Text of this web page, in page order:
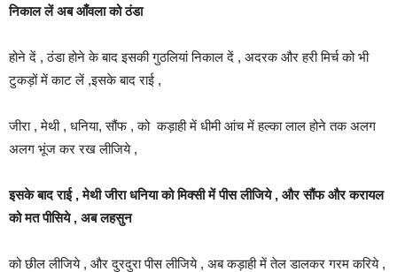
निकाल लें अब आँवला को ठंडा
होने दें , ठंडा होने के बाद इसकी गुठलियां निकाल दें , अदरक और हरी मिर्च को भी
टुकड़ों में काट लें ,इसके बाद राई ,
जीरा , मेथी , धनिया, सौंफ , को कड़ाही में धीमी आंच में हल्का लाल होने तक अलग
अलग भूंज कर रख लीजिये ,
इसके बाद राई , मेथी जीरा धनिया को मिक्सी में पीस लीजिये , और सौंफ और करायल
को मत पीसिये , अब लहसुन
को छील लीजिये , और दुरदुरा पीस लीजिये , अब कड़ाही में तेल डालकर गरम करिये ,